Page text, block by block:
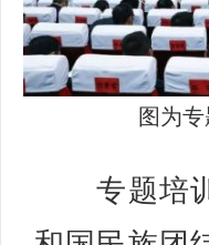
图为
专题培训